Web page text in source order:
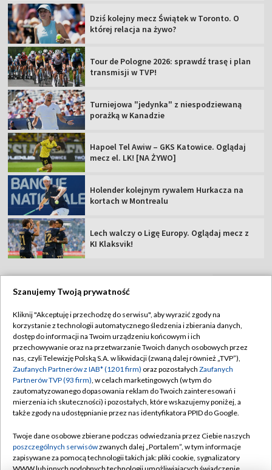
Dziś kolejny mecz Świątek w Toronto. O
której relacja na żywo?
Tour de Pologne 2026: sprawdź trasę i plan
transmisji w TVP!
Turniejowa "jedynka" z niespodziewaną
porażką w Kanadzie
Hapoel Tel Awiw – GKS Katowice. Oglądaj
mecz el. LK! [NA ŻYWO]
Holender kolejnym rywalem Hurkacza na
kortach w Montrealu
Lech walczy o Ligę Europy. Oglądaj mecz z
KI Klaksvik!
Abonament TVP
Sklep TVP
Biuro Reklamy
Oferta Handlowa
Telegazeta ogłoszenia
Rada Programowa
Ogłoszenia przetargowe
Regulamin TVP
Polityka prywatności
Moje zgody
Biuro reklamy
Kontakt
Kanały
Szanujemy Twoją prywatność
Kliknij "Akceptuję i przechodzę do serwisu", aby wyrazić zgody na
korzystanie z technologii automatycznego śledzenia i zbierania danych,
dostęp do informacji na Twoim urządzeniu końcowym i ich
przechowywanie oraz na przetwarzanie Twoich danych osobowych przez
nas, czyli Telewizję Polską S.A. w likwidacji (zwaną dalej również „TVP”),
Zaufanych Partnerów z IAB* (1201 firm) oraz pozostałych Zaufanych
Partnerów TVP (93 firm), w celach marketingowych (w tym do
zautomatyzowanego dopasowania reklam do Twoich zainteresowań i
mierzenia ich skuteczności) i pozostałych, które wskazujemy poniżej, a
także zgody na udostępnianie przez nas identyfikatora PPID do Google.
Twoje dane osobowe zbierane podczas odwiedzania przez Ciebie naszych
poszczególnych serwisówzwanych dalej „Portalem”, w tym informacje
zapisywane za pomocą technologii takich jak: pliki cookie, sygnalizatory